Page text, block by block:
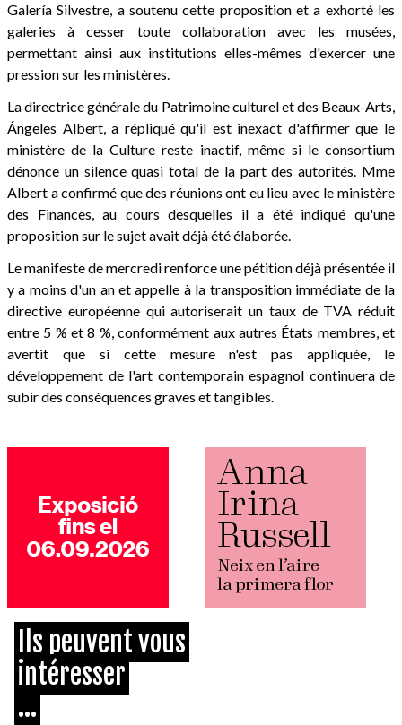
Galería Silvestre, a soutenu cette proposition et a exhorté les
galeries à cesser toute collaboration avec les musées,
permettant ainsi aux institutions elles-mêmes d'exercer une
pression sur les ministères.
La directrice générale du Patrimoine culturel et des Beaux-Arts,
Ángeles Albert, a répliqué qu'il est inexact d'affirmer que le
ministère de la Culture reste inactif, même si le consortium
dénonce un silence quasi total de la part des autorités. Mme
Albert a confirmé que des réunions ont eu lieu avec le ministère
des Finances, au cours desquelles il a été indiqué qu'une
proposition sur le sujet avait déjà été élaborée.
Le manifeste de mercredi renforce une pétition déjà présentée il
y a moins d'un an et appelle à la transposition immédiate de la
directive européenne qui autoriserait un taux de TVA réduit
entre 5 % et 8 %, conformément aux autres États membres, et
avertit que si cette mesure n'est pas appliquée, le
développement de l'art contemporain espagnol continuera de
subir des conséquences graves et tangibles.
Ils peuvent vous
intéresser
...